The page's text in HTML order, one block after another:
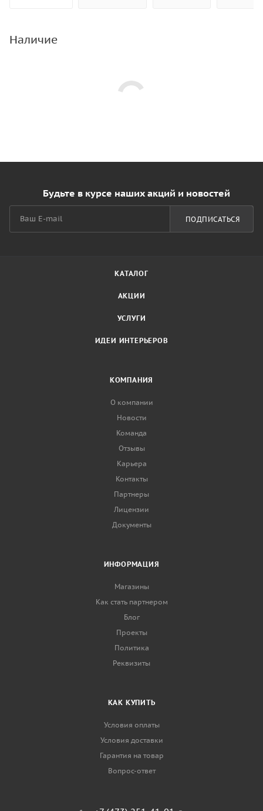
Наличие
Будьте в курсе наших акций и новостей
ПОДПИСАТЬСЯ
КАТАЛОГ
АКЦИИ
УСЛУГИ
ИДЕИ ИНТЕРЬЕРОВ
КОМПАНИЯ
О компании
Новости
Команда
Отзывы
Карьера
Контакты
Партнеры
Лицензии
Документы
ИНФОРМАЦИЯ
Магазины
Как стать партнером
Блог
Проекты
Политика
Реквизиты
КАК КУПИТЬ
Условия оплаты
Условия доставки
Гарантия на товар
Вопрос-ответ